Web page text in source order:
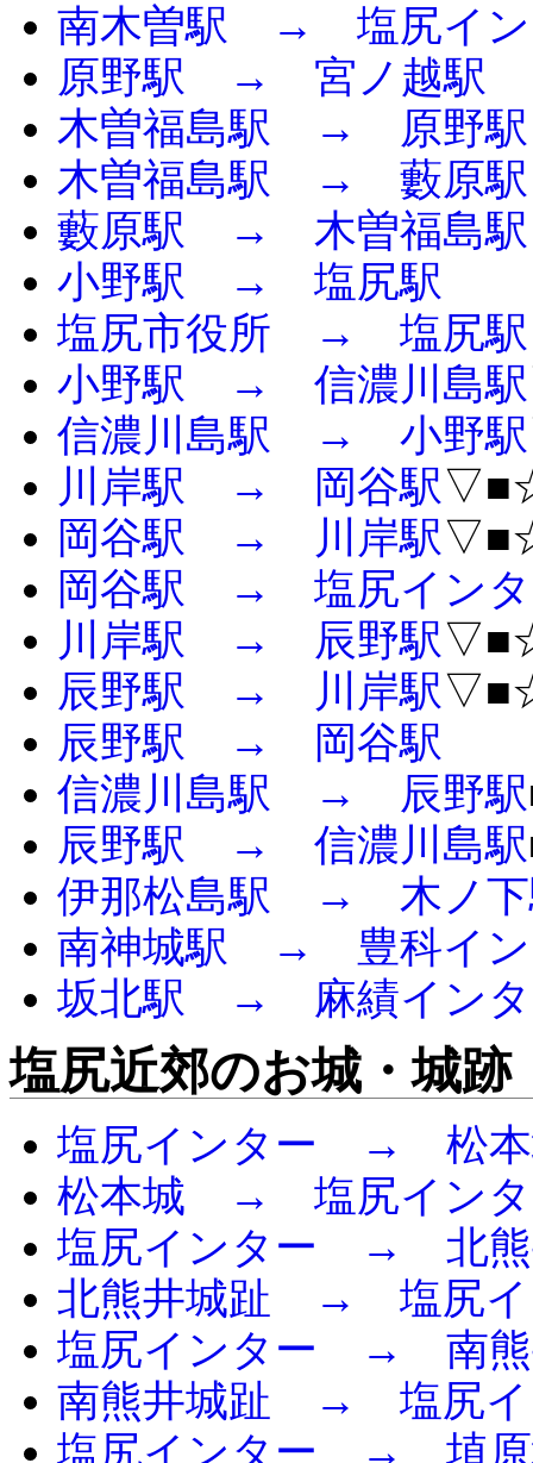
南木曽駅 → 塩尻イン
原野駅 → 宮ノ越駅
木曽福島駅 → 原野駅
木曽福島駅 → 藪原駅
藪原駅 → 木曽福島駅
小野駅 → 塩尻駅
塩尻市役所 → 塩尻駅
小野駅 → 信濃川島駅
信濃川島駅 → 小野駅
川岸駅 → 岡谷駅
岡谷駅 → 川岸駅
岡谷駅 → 塩尻イン
川岸駅 → 辰野駅
辰野駅 → 川岸駅
辰野駅 → 岡谷駅
信濃川島駅 → 辰野駅
辰野駅 → 信濃川島駅
伊那松島駅 → 木ノ下
南神城駅 → 豊科イン
坂北駅 → 麻績イン
塩尻近郊のお城・城跡
塩尻インター → 松
松本城 → 塩尻イン
塩尻インター → 北熊
北熊井城趾 → 塩尻イ
塩尻インター → 南熊
南熊井城趾 → 塩尻イ
塩尻インター → 埴原